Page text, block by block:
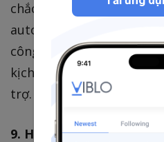
chắc ngày càng cao khi
automation test và API.
công nghệ, bạn sẽ có lợi
kịch bản test cũng như
trợ.
9. Hãy xem mình là